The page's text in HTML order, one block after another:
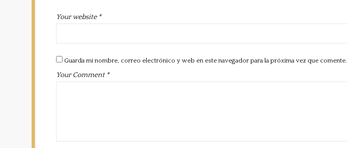
Your website *
Guarda mi nombre, correo electrónico y web en este navegador para la próxima vez que comente.
Your Comment *